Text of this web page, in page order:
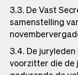
3.3. De Vast
samenstelling
3.4. De
voorzitter die de